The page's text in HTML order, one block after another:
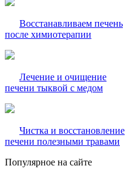
Восстанавливаем печень
после химиотерапии
Лечение и очищение
печени тыквой с медом
Чистка и восстановление
печени полезными травами
Популярное на сайте